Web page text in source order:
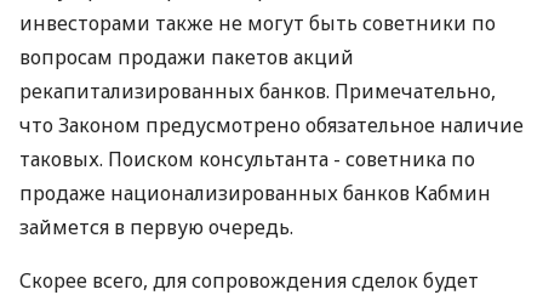
инвесторами также не могут быть советники по
вопросам продажи пакетов акций
рекапитализированных банков. Примечательно,
что Законом предусмотрено обязательное наличие
таковых. Поиском консультанта - советника по
продаже национализированных банков Кабмин
займется в первую очередь.
Скорее всего, для сопровождения сделок будет